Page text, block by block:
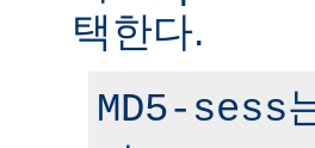
택한다.
MD5-sess